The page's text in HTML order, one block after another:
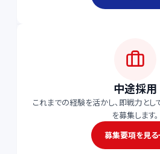
中途採用
これまでの経験を活かし、即戦力と
を募集します。
募集要項を見る